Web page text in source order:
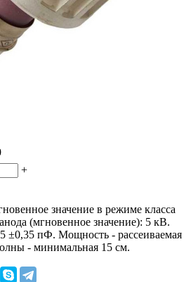
+
значение в режиме класса
(мгновенное значение): 5 кВ.
±0,35 пФ. Мощность - рассеиваемая
- минимальная 15 см.